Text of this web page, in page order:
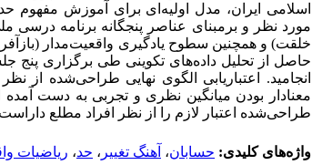
اسلامی ایران، مدل اولیه­‌ای برای آموزش
مورد نظر و برمبنای عناصر پنجگانه برنامه درسی
خلقت) و همچنین سطوح یادگیری واقعیت­‌مدار
حاصل از تحلیل داده­‌های تکوینی طی برگزاری پنج
انجامید. اعتباریابی الگوی نهایی طراحی‌­شده
معنادار بودن میانگین نظری و تجربی به دست
طراحی­‌شده اعتبار لازم را از نظر افراد مطلع
واژه‌های کلیدی: حسابان، آهنگ تغییر ، حد، ریاضیات